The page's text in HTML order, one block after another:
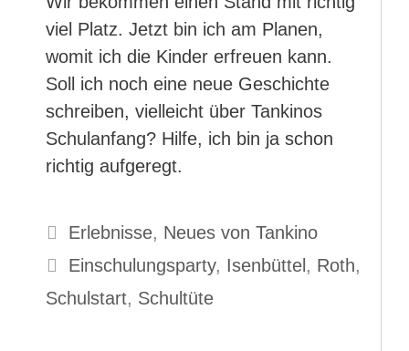
viel Platz. Jetzt bin ich am Planen,
womit ich die Kinder erfreuen kann.
Soll ich noch eine neue Geschichte
schreiben, vielleicht über Tankinos
Schulanfang? Hilfe, ich bin ja schon
richtig aufgeregt.
Kategorien
Erlebnisse, Neues von Tankino
Schlagwörter
Einschulungsparty, Isenbüttel , Roth,
Schulstart, Schultüte